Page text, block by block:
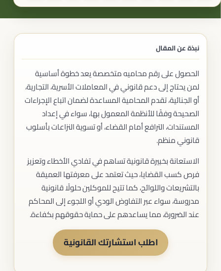
نبذة عن المقال
الحصول على رقم محاميه متخصصة يعد خطوة أساسية
لمن يحتاج إلى دعم قانوني في المعاملات الأسرية، التجارية،
أو الجنائية، تقدم المحامية المساعدة لضمان اتباع الإجراءات
الصحيحة وفقًا للأنظمة المعمول بها، سواء في إعداد
المستندات، الترافع أمام القضاء، أو تسوية النزاعات بأسلوب
قانوني منظم.
الاستعانة بخبيرة قانونية تساهم في تفادي الأخطاء وتعزيز
فرص كسب القضايا، حيث تعتمد على معرفتها العميقة
بالتشريعات واللوائح، كما تتيح للموكلين حلولًا قانونية
مدروسة، سواء عبر التفاوض الودي أو اللجوء إلى المحاكم
عند الضرورة، مما يساعدهم على حماية حقوقهم بكفاءة.
اطلب استشارتك القانونية